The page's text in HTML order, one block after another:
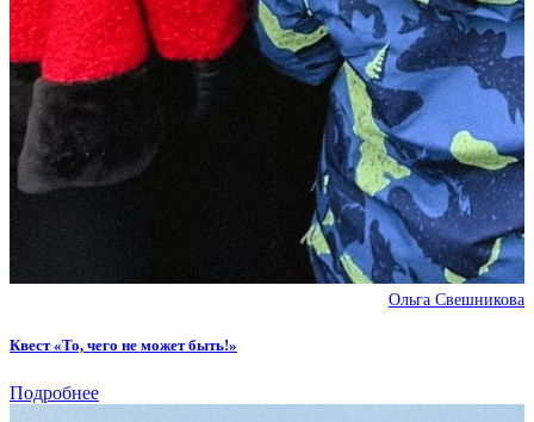
Ольга Свешникова
Квест «То, чего не может быть!»
Подробнее